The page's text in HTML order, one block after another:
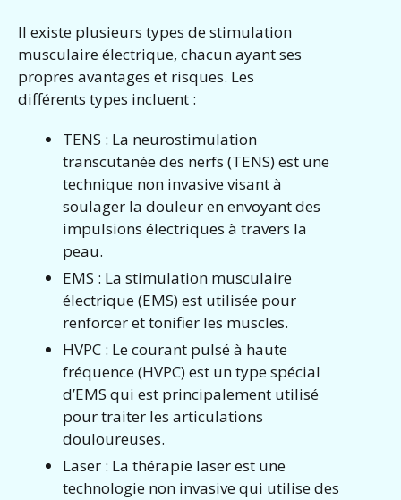
Il existe plusieurs types de stimulation
musculaire électrique, chacun ayant ses
propres avantages et risques. Les
différents types incluent :
TENS : La neurostimulation
transcutanée des nerfs (TENS) est une
technique non invasive visant à
soulager la douleur en envoyant des
impulsions électriques à travers la
peau.
EMS : La stimulation musculaire
électrique (EMS) est utilisée pour
renforcer et tonifier les muscles.
HVPC : Le courant pulsé à haute
fréquence (HVPC) est un type spécial
d’EMS qui est principalement utilisé
pour traiter les articulations
douloureuses.
Laser : La thérapie laser est une
technologie non invasive qui utilise des